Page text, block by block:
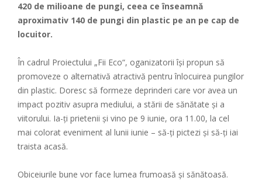
420 de milioane de pungi, ceea ce înseamnă
aproximativ 140 de pungi din plastic pe an pe cap de
locuitor.
În cadrul Proiectului „Fii Eco“, oganizatorii își propun să
promoveze o alternativă atractivă pentru înlocuirea pungilor
din plastic. Doresc să formeze deprinderi care vor avea un
impact pozitiv asupra mediului, a stării de sănătate și a
viitorului. Ia-ți prietenii și vino pe 9 iunie, ora 11.00, la cel
mai colorat eveniment al lunii iunie – să-ți pictezi și să-ți iai
traista acasă.
Obiceiurile bune vor face lumea frumoasă și sănătoasă.